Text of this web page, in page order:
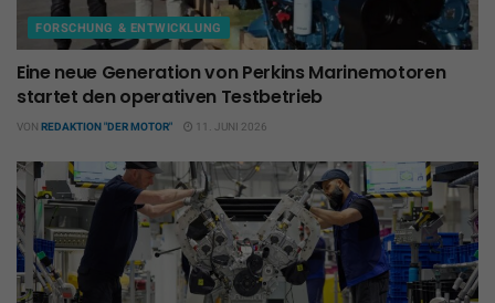
FORSCHUNG & ENTWICKLUNG
Eine neue Generation von Perkins Marinemotoren
startet den operativen Testbetrieb
VON REDAKTION "DER MOTOR" 11. JUNI 2026